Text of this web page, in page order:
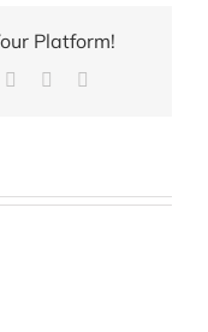
Platform!
Pinterest